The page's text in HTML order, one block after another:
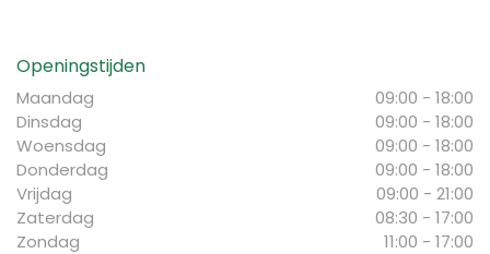
Openingstijden
Maandag
09:00 - 18:00
Dinsdag
09:00 - 18:00
Woensdag
09:00 - 18:00
Donderdag
09:00 - 18:00
Vrijdag
09:00 - 21:00
Zaterdag
08:30 - 17:00
Zondag
11:00 - 17:00